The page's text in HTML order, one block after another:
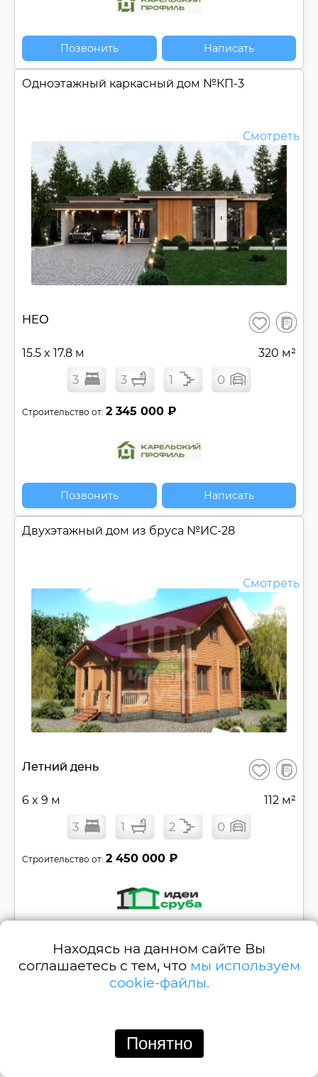
Позвонить Написать
Одноэтажный каркасный дом №КП-3
Смотреть
НЕО Сохранить
В
15.5 x 17.8 м 320 м²
3 3 1 0
Строительство от: 2 345 000 ₽
Позвонить Написать
Двухэтажный дом из бруса №ИС-28
Смотреть
Летний день Сохранить
В
6 x 9 м 112 м²
3 1 2 0
Строительство от: 2 450 000 ₽
Позвонить Написать
Одноэтажный каркасный дом №
Находясь на данном сайте Вы
соглашаетесь с тем, что мы используем
cookie-файлы.
Понятно